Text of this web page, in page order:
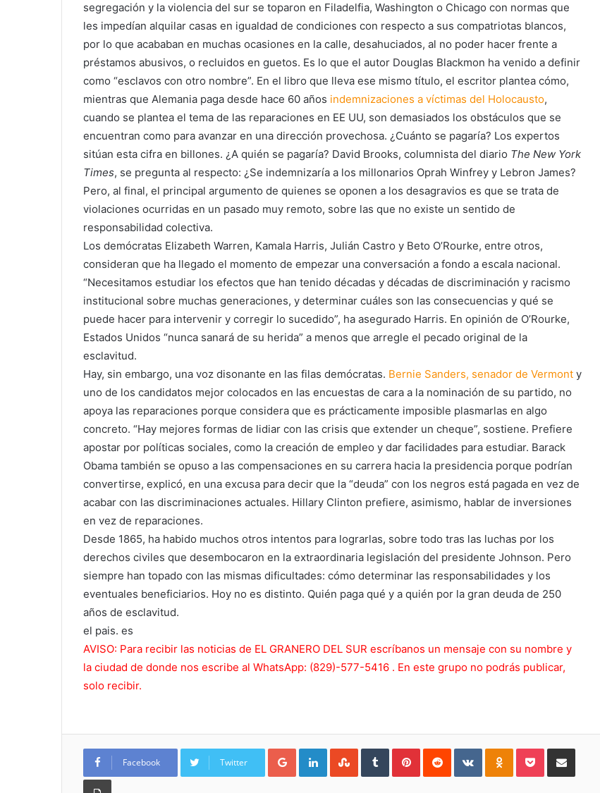
segregación y la violencia del sur se toparon en Filadelfia, Washington o Chicago con normas que
les impedían alquilar casas en igualdad de condiciones con respecto a sus compatriotas blancos,
por lo que acababan en muchas ocasiones en la calle, desahuciados, al no poder hacer frente a
préstamos abusivos, o recluidos en guetos. Es lo que el autor Douglas Blackmon ha venido a definir
como “esclavos con otro nombre”. En el libro que lleva ese mismo título, el escritor plantea cómo,
mientras que Alemania paga desde hace 60 años indemnizaciones a víctimas del Holocausto,
cuando se plantea el tema de las reparaciones en EE UU, son demasiados los obstáculos que se
encuentran como para avanzar en una dirección provechosa. ¿Cuánto se pagaría? Los expertos
sitúan esta cifra en billones. ¿A quién se pagaría? David Brooks, columnista del diario The New York
Times, se pregunta al respecto: ¿Se indemnizaría a los millonarios Oprah Winfrey y Lebron James?
Pero, al final, el principal argumento de quienes se oponen a los desagravios es que se trata de
violaciones ocurridas en un pasado muy remoto, sobre las que no existe un sentido de
responsabilidad colectiva.
Los demócratas Elizabeth Warren, Kamala Harris, Julián Castro y Beto O’Rourke, entre otros,
consideran que ha llegado el momento de empezar una conversación a fondo a escala nacional.
“Necesitamos estudiar los efectos que han tenido décadas y décadas de discriminación y racismo
institucional sobre muchas generaciones, y determinar cuáles son las consecuencias y qué se
puede hacer para intervenir y corregir lo sucedido”, ha asegurado Harris. En opinión de O’Rourke,
Estados Unidos “nunca sanará de su herida” a menos que arregle el pecado original de la
esclavitud.
Hay, sin embargo, una voz disonante en las filas demócratas. Bernie Sanders, senador de Vermont y
uno de los candidatos mejor colocados en las encuestas de cara a la nominación de su partido, no
apoya las reparaciones porque considera que es prácticamente imposible plasmarlas en algo
concreto. “Hay mejores formas de lidiar con las crisis que extender un cheque”, sostiene. Prefiere
apostar por políticas sociales, como la creación de empleo y dar facilidades para estudiar. Barack
Obama también se opuso a las compensaciones en su carrera hacia la presidencia porque podrían
convertirse, explicó, en una excusa para decir que la “deuda” con los negros está pagada en vez de
acabar con las discriminaciones actuales. Hillary Clinton prefiere, asimismo, hablar de inversiones
en vez de reparaciones.
Desde 1865, ha habido muchos otros intentos para lograrlas, sobre todo tras las luchas por los
derechos civiles que desembocaron en la extraordinaria legislación del presidente Johnson. Pero
siempre han topado con las mismas dificultades: cómo determinar las responsabilidades y los
eventuales beneficiarios. Hoy no es distinto. Quién paga qué y a quién por la gran deuda de 250
años de esclavitud.
el pais. es
AVISO: Para recibir las noticias de EL GRANERO DEL SUR escríbanos un mensaje con su nombre y
la ciudad de donde nos escribe al WhatsApp: (829)-577-5416 . En este grupo no podrás publicar,
solo recibir.
Facebook Twitter
Google+LinkedInStumbleUpon
TumblrPinterestReddit VKontakteOdnoklassniki
PocketCompartir por Correo
Imprimir